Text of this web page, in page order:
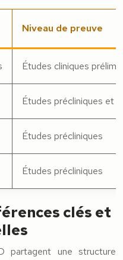
Niveau de preuve
Études cliniques
Études précliniques et
Études précliniques
Études précliniques
clés et
une structure